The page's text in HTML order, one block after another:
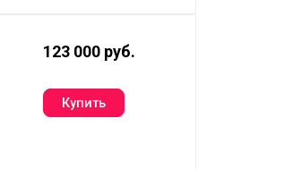
123 000 руб.